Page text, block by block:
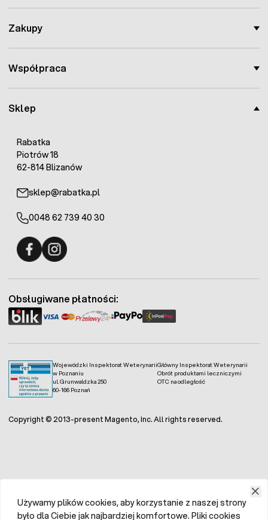
Sklep
Rabatka
Piotrów 18
62-814 Blizanów
sklep@rabatka.pl
0048 62 739 40 30
Zakupy
Współpraca
Wojewódzki Inspektorat Weterynarii
w Poznaniu
ul. Grunwaldzka 250
60-166 Poznań
Główny Inspektorat Weterynarii
Obrót produktami leczniczymi
OTC na odległość
Obsługiwane płatności:
Copyright © 2013-present Magento, Inc. All rights reserved.
Używamy plików cookies, aby korzystanie z naszej strony
było dla Ciebie jak najbardziej komfortowe. Pliki cookies